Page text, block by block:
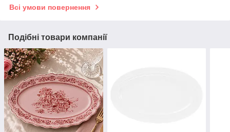
Всі умови повернення
Подібні товари компанії